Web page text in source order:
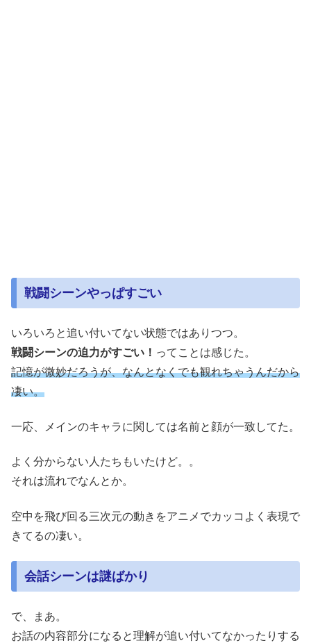
戦闘シーンやっぱすごい
いろいろと追い付いてない状態ではありつつ。
戦闘シーンの迫力がすごい！ ってことは感じた。
記憶が微妙だろうが、なんとなくでも観れちゃうんだから
凄い。
一応、メインのキャラに関しては名前と顔が一致してた。
よく分からない人たちもいたけど。。
それは流れでなんとか。
空中を飛び回る三次元の動きをアニメでカッコよく表現で
きてるの凄い。
会話シーンは謎ばかり
で、まあ。
お話の内容部分になると理解が追い付いてなかったりする